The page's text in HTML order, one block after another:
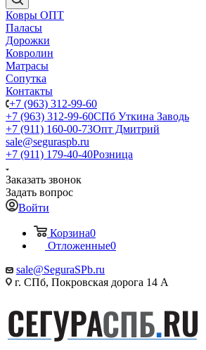
Ковры ОПТ
Паласы
Дорожки
Ковролин
Матрасы
Сопутка
Контакты
+7 (963) 312-99-60
+7 (963) 312-99-60СПб Уткина Заводь
+7 (911) 160-00-73Опт Дмитрий
sale@seguraspb.ru
+7 (911) 179-40-40Розница
Заказать звонок
Задать вопрос
Войти
Корзина0
Отложенные0
sale@SeguraSPb.ru
г. СПб, Покровская дорога 14 А